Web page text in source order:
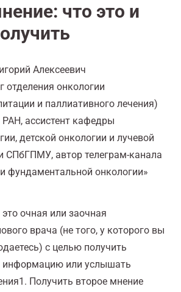
что это и
Алексеевич
отделения онкологии
и паллиативного лечения)
ассистент кафедры
детской онкологии и лучевой
СПбГПМУ, автор телеграм-канала
фундаментальной онкологии»
очная или заочная
врача (не того, у которого вы
с целью получить
информацию или услышать
1 . Получить второе мнение